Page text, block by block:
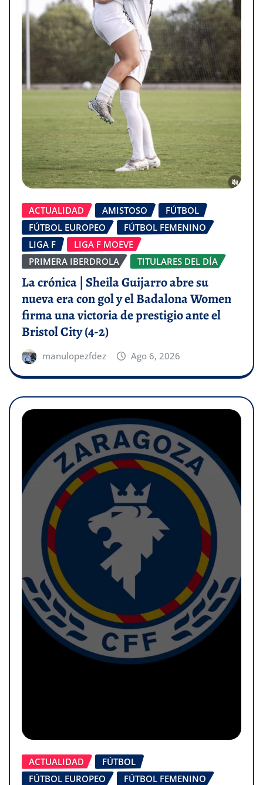
ACTUALIDAD AMISTOSO
FÚTBOL
FÚTBOL EUROPEO
FÚTBOL FEMENINO
LIGA F
LIGA F MOEVE
PRIMERA IBERDROLA
TITULARES DEL DÍA
La crónica | Sheila Guijarro abre su
nueva era con gol y el Badalona Women
firma una victoria de prestigio ante el
Bristol City (4-2)
manulopezfdez Ago 6, 2026
ACTUALIDAD
FÚTBOL
FÚTBOL EUROPEO
FÚTBOL FEMENINO